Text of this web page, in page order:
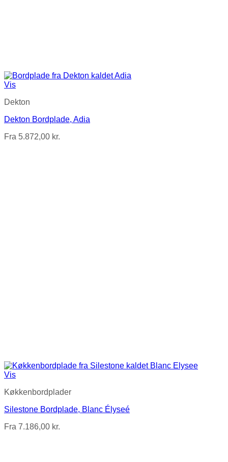
Vis
Dekton
Dekton Bordplade, Adia
Fra 5.872,00 kr.
Vis
Køkkenbordplader
Silestone Bordplade, Blanc Élyseé
Fra 7.186,00 kr.